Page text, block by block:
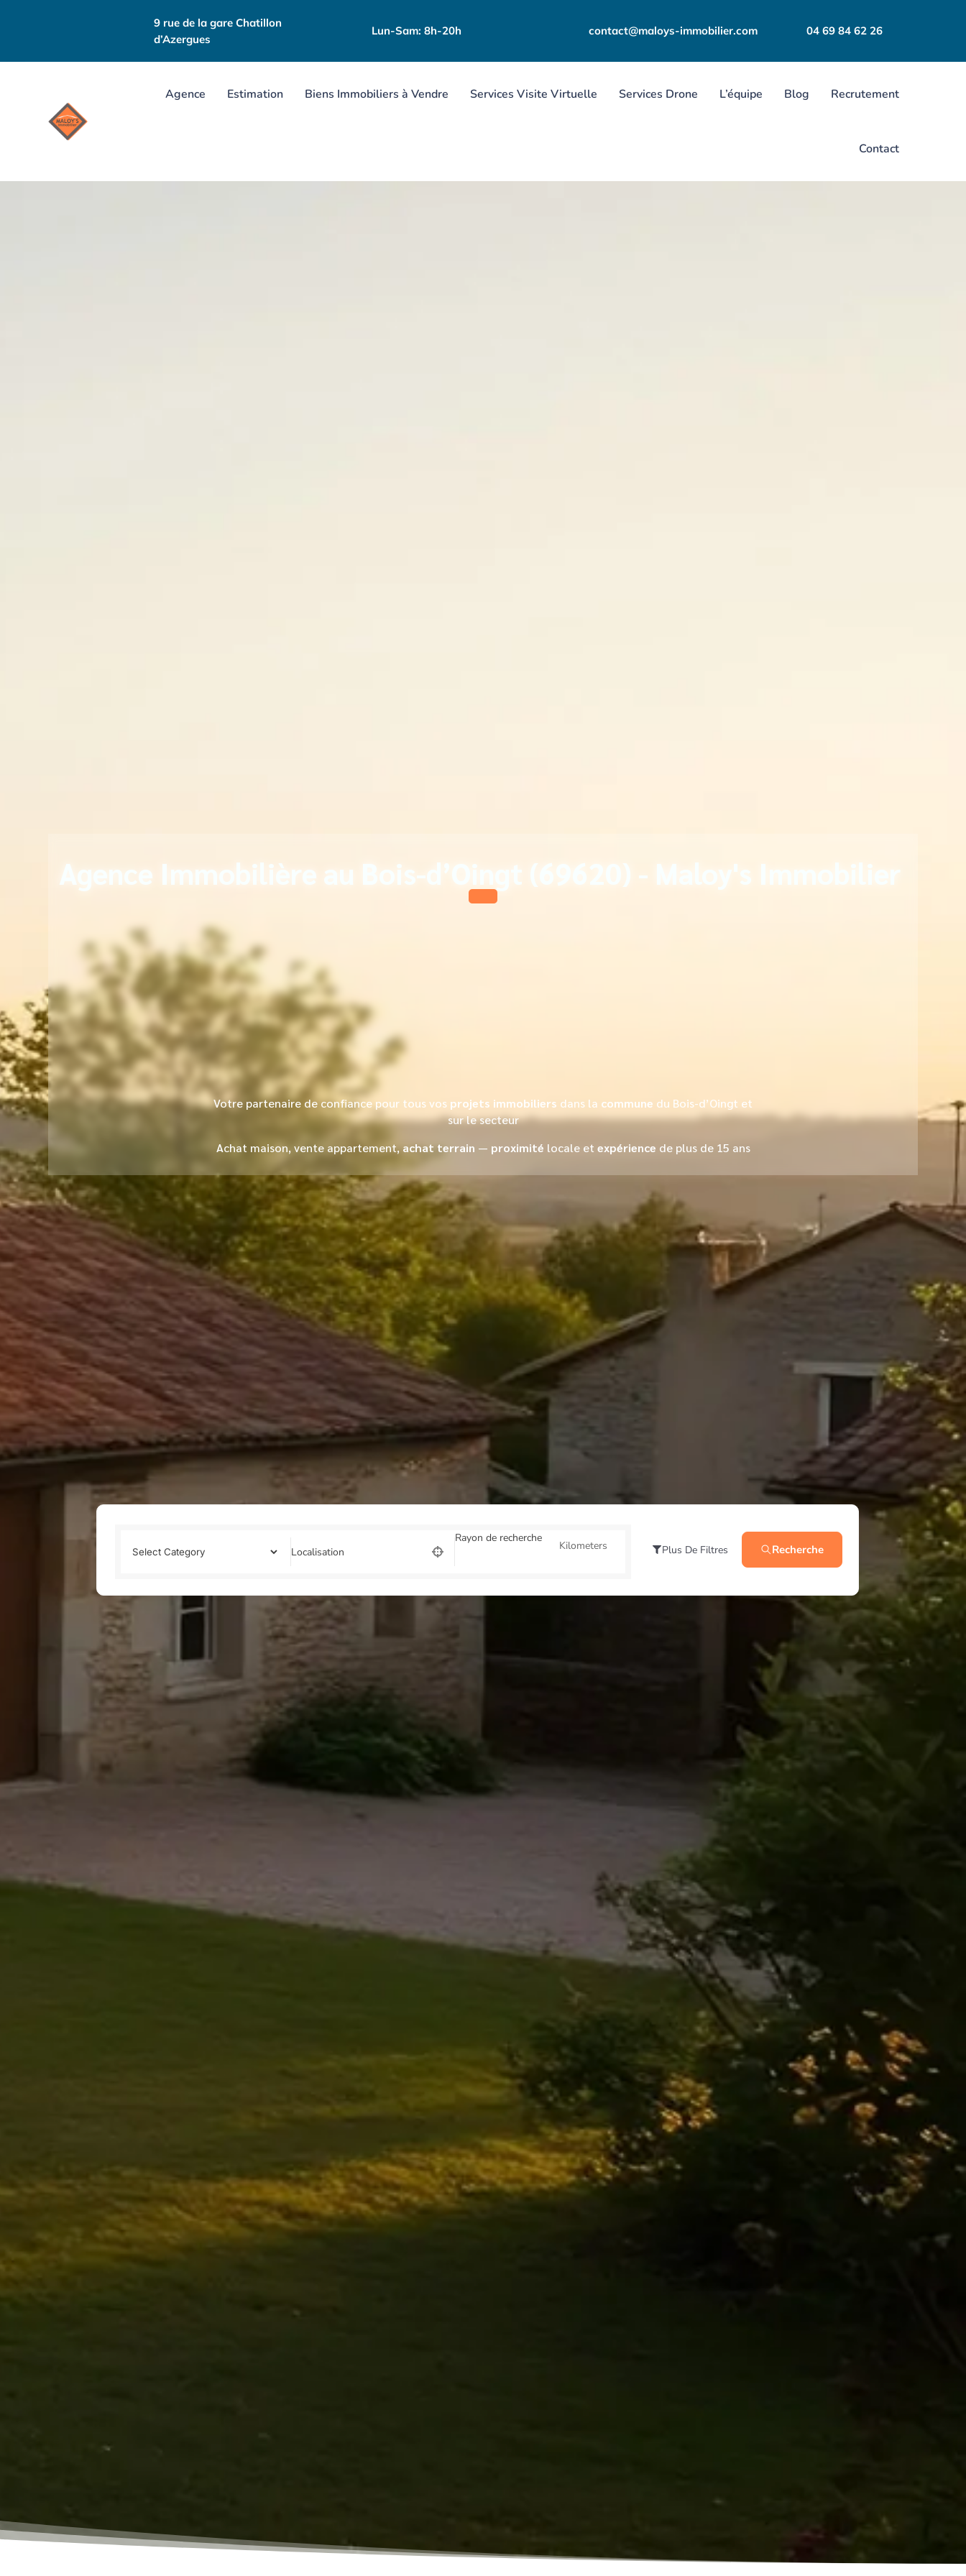
9 rue de la gare Chatillon
d’Azergues
Lun-Sam: 8h-20h contact@maloys-immobilier.com 04 69 84 62 26
Agence Estimation Biens Immobiliers à Vendre Services Visite Virtuelle Services Drone L’équipe Blog Recrutement
Contact
Agence Immobilière au Bois-d’Oingt (69620) - Maloy's Immobilier
Votre partenaire de confiance pour tous vos projets immobiliers dans la commune du Bois-d’Oingt et
sur le secteur
Achat maison, vente appartement,achat terrain — proximité locale et expérience de plus de 15 ans
Localisation
Rayon de recherche
Kilometers Plus De Filtres Recherche